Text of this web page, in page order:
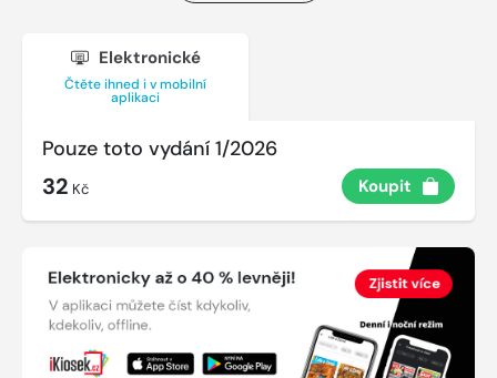
Elektronické
Čtěte ihned i v mobilní
aplikaci
Pouze toto vydání 1/2026
32 Kč Koupit